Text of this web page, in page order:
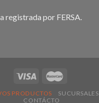
registrada por FERSA.
PRODUCTOS SUCURSALES
CONTÁCTO